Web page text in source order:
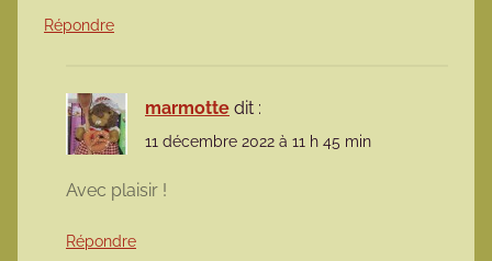
Répondre
marmotte dit :
11 décembre 2022 à 11 h 45 min
Avec plaisir !
Répondre